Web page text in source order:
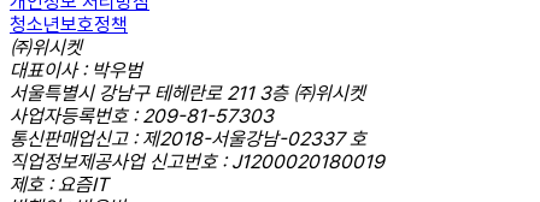
청소년보호정책
㈜위시켓
대표이사 : 박우범
서울특별시 강남구 테헤란로 211 3층 ㈜위시켓
사업자등록번호 : 209-81-57303
통신판매업신고 : 제2018-서울강남-02337 호
직업정보제공사업 신고번호 : J1200020180019
제호 : 요즘IT